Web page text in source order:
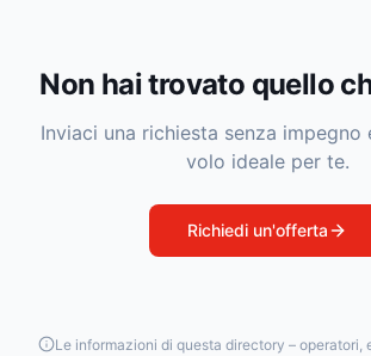
Non hai trovato quello
Inviaci una richiesta senza impegno
volo ideale per te.
Richiedi un'offerta
Le informazioni di questa directory – operatori,